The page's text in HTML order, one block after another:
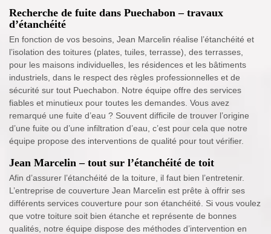
Recherche de fuite dans Puechabon – travaux
d’étanchéité
En fonction de vos besoins, Jean Marcelin réalise l’étanchéité et
l’isolation des toitures (plates, tuiles, terrasse), des terrasses,
pour les maisons individuelles, les résidences et les bâtiments
industriels, dans le respect des règles professionnelles et de
sécurité sur tout Puechabon. Notre équipe offre des services
fiables et minutieux pour toutes les demandes. Vous avez
remarqué une fuite d’eau ? Souvent difficile de trouver l’origine
d’une fuite ou d’une infiltration d’eau, c’est pour cela que notre
équipe propose des interventions de qualité pour tout vérifier.
Jean Marcelin – tout sur l’étanchéité de toit
Afin d’assurer l’étanchéité de la toiture, il faut bien l’entretenir.
L’entreprise de couverture Jean Marcelin est prête à offrir ses
différents services couverture pour son étanchéité. Si vous voulez
que votre toiture soit bien étanche et représente de bonnes
qualités, notre équipe dispose des méthodes d’intervention en